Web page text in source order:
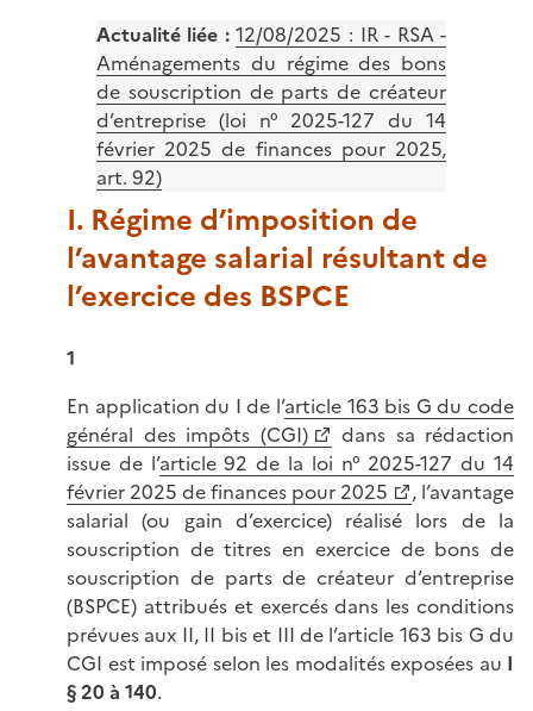
Actualité liée :12/08/2025 : IR - RSA -
Aménagements du régime des bons
de souscription de parts de créateur
d’entreprise (loi n° 2025-127 du 14
février 2025 de finances pour 2025,
art. 92)
I. Régime d’imposition de
l’avantage salarial résultant de
l’exercice des BSPCE
1
En application du I de l’article 163 bis G du code
général des impôts (CGI)
dans sa rédaction
issue de l’article 92 de la loi n° 2025-127 du 14
février 2025 de finances pour 2025
, l’avantage
salarial (ou gain d’exercice) réalisé lors de la
souscription de titres en exercice de bons de
souscription de parts de créateur d’entreprise
(BSPCE) attribués et exercés dans les conditions
prévues aux II, II bis et III de l’article 163 bis G du
CGI est imposé selon les modalités exposées au I
§ 20 à 140.